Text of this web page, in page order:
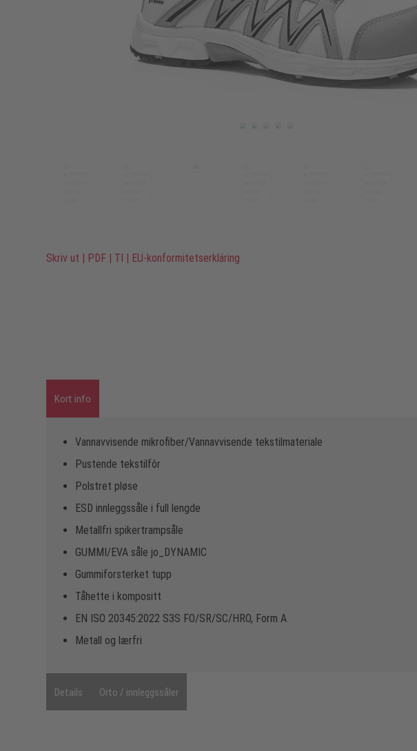
Skriv ut | PDF | TI | EU-konformitetserkläring
Kort info
Vannavvisende mikrofiber/Vannavvisende tekstilmateriale
Pustende tekstilfôr
Polstret pløse
ESD innleggssåle i full lengde
Metallfri spikertrampsåle
GUMMI/EVA såle jo_DYNAMIC
Gummiforsterket tupp
Tåhette i kompositt
EN ISO 20345:2022 S3S FO/SR/SC/HRO, Form A
Metall og lærfri
Details Orto / innleggssåler